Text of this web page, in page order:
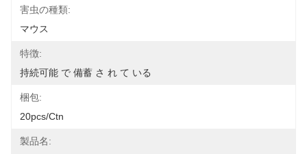
害虫の種類:
マウス
特徴:
持続可能 で 備蓄 さ れ て いる
梱包:
20pcs/ctn
製品名: